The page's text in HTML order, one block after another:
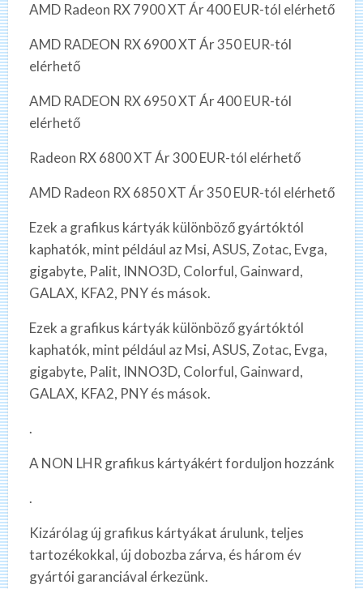
AMD Radeon RX 7900 XT Ár 400 EUR-tól elérhető
AMD RADEON RX 6900 XT Ár 350 EUR-tól
elérhető
AMD RADEON RX 6950 XT Ár 400 EUR-tól
elérhető
Radeon RX 6800 XT Ár 300 EUR-tól elérhető
AMD Radeon RX 6850 XT Ár 350 EUR-tól elérhető
Ezek a grafikus kártyák különböző gyártóktól
kaphatók, mint például az Msi, ASUS, Zotac, Evga,
gigabyte, Palit, INNO3D, Colorful, Gainward,
GALAX, KFA2, PNY és mások.
Ezek a grafikus kártyák különböző gyártóktól
kaphatók, mint például az Msi, ASUS, Zotac, Evga,
gigabyte, Palit, INNO3D, Colorful, Gainward,
GALAX, KFA2, PNY és mások.
.
A NON LHR grafikus kártyákért forduljon hozzánk
.
Kizárólag új grafikus kártyákat árulunk, teljes
tartozékokkal, új dobozba zárva, és három év
gyártói garanciával érkezünk.